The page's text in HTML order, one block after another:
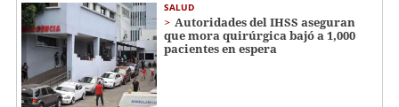
SALUD
Autoridades del IHSS aseguran
que mora quirúrgica bajó a 1,000
pacientes en espera